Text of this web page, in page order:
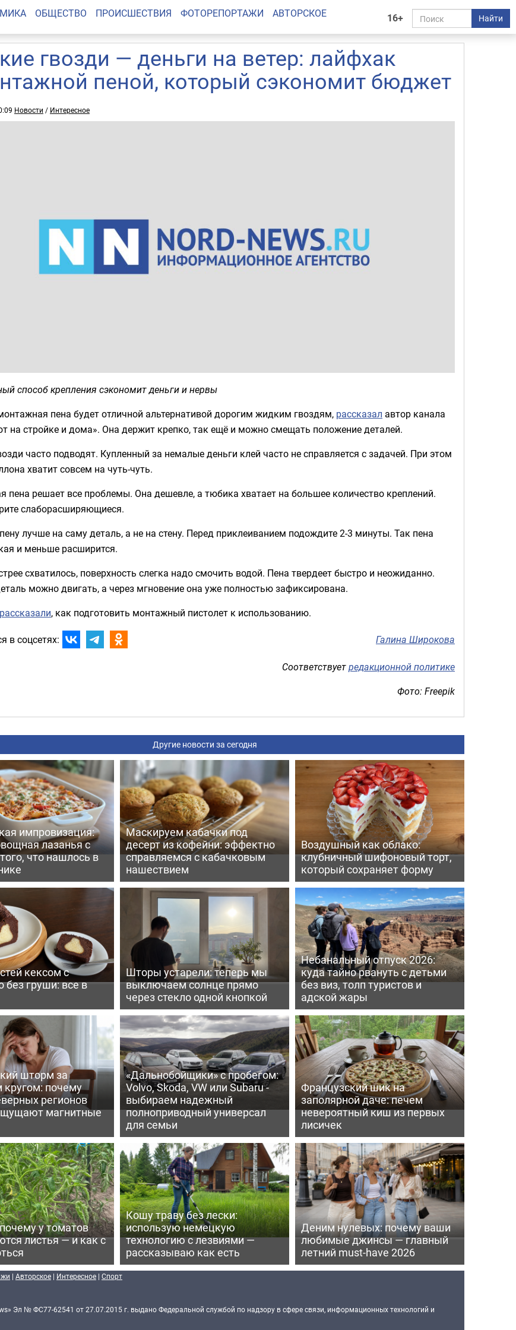
16+ Найти
ОБЩЕСТВО ПРОИСШЕСТВИЯ ФОТОРЕПОРТАЖИ АВТОРСКОЕ
гвозди — деньги на ветер: лайфхак
пеной, который сэкономит бюджет
Новости / Интересное
способ крепления сэкономит деньги и нервы
пена будет отличной альтернативой дорогим жидким гвоздям, рассказал автор канала
на стройке и дома». Она держит крепко, так ещё и можно смещать положение деталей.
часто подводят. Купленный за немалые деньги клей часто не справляется с задачей. При этом
хватит совсем на чуть-чуть.
пена решает все проблемы. Она дешевле, а тюбика хватает на большее количество креплений.
слаборасширяющиеся.
лучше на саму деталь, а не на стену. Перед приклеиванием подождите 2-3 минуты. Так пена
и меньше расширится.
схватилось, поверхность слегка надо смочить водой. Пена твердеет быстро и неожиданно.
можно двигать, а через мгновение она уже полностью зафиксирована.
рассказали, как подготовить монтажный пистолет к использованию.
в соцсетях: Галина Широкова
Соответствуетредакционной политике
Фото: Freepik
Другие новости за сегодня
импровизация:
лазанья с
что нашлось в
Маскируем кабачки под
десерт из кофейни: эффектно
справляемся с кабачковым
нашествием
Воздушный как облако:
клубничный шифоновый торт,
который сохраняет форму
кексом с
без груши: все в
Шторы устарели: теперь мы
выключаем солнце прямо
через стекло одной кнопкой
Небанальный отпуск 2026:
куда тайно рвануть с детьми
без виз, толп туристов и
адской жары
шторм за
почему
регионов
магнитные
«Дальнобойщики» с пробегом:
Volvo, Skoda, VW или Subaru -
выбираем надежный
полноприводный универсал
для семьи
Французский шик на
заполярной даче: печем
невероятный киш из первых
лисичек
у томатов
листья — и как с
Кошу траву без лески:
использую немецкую
технологию с лезвиями —
рассказываю как есть
Деним нулевых: почему ваши
любимые джинсы — главный
летний must-have 2026
| Авторское | Интересное | Спорт
Эл № ФС77-62541 от 27.07.2015 г. выдано Федеральной службой по надзору в сфере связи, информационных технологий и